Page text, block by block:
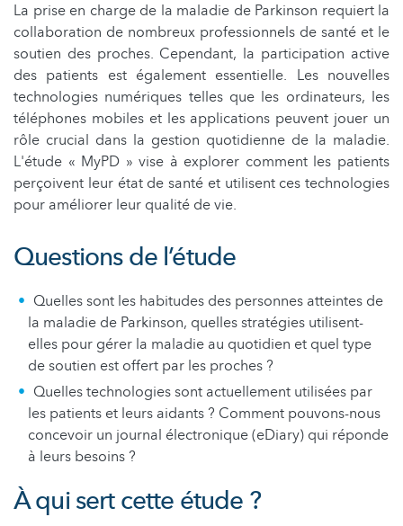
La prise en charge de la maladie de Parkinson requiert la
collaboration de nombreux professionnels de santé et le
soutien des proches. Cependant, la participation active
des patients est également essentielle. Les nouvelles
technologies numériques telles que les ordinateurs, les
téléphones mobiles et les applications peuvent jouer un
rôle crucial dans la gestion quotidienne de la maladie.
L'étude « MyPD » vise à explorer comment les patients
perçoivent leur état de santé et utilisent ces technologies
pour améliorer leur qualité de vie.
Questions de l’étude
Quelles sont les habitudes des personnes atteintes de
la maladie de Parkinson, quelles stratégies utilisent-
elles pour gérer la maladie au quotidien et quel type
de soutien est offert par les proches ?
Quelles technologies sont actuellement utilisées par
les patients et leurs aidants ? Comment pouvons-nous
concevoir un journal électronique (eDiary) qui réponde
à leurs besoins ?
À qui sert cette étude ?